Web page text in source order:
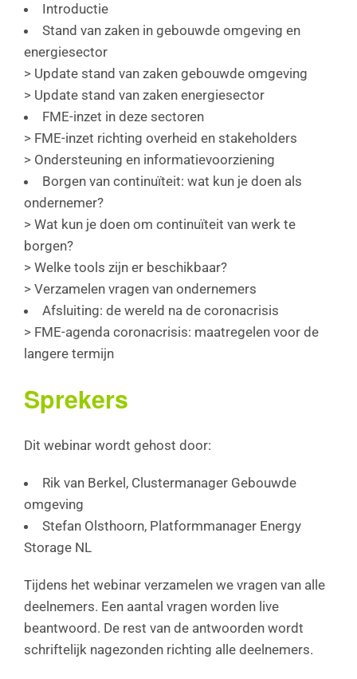
Introductie
Stand van zaken in gebouwde omgeving en
energiesector
> Update stand van zaken gebouwde omgeving
> Update stand van zaken energiesector
FME-inzet in deze sectoren
> FME-inzet richting overheid en stakeholders
> Ondersteuning en informatievoorziening
Borgen van continuïteit: wat kun je doen als
ondernemer?
> Wat kun je doen om continuïteit van werk te
borgen?
> Welke tools zijn er beschikbaar?
> Verzamelen vragen van ondernemers
Afsluiting: de wereld na de coronacrisis
> FME-agenda coronacrisis: maatregelen voor de
langere termijn
Sprekers
Dit webinar wordt gehost door:
Rik van Berkel, Clustermanager Gebouwde
omgeving
Stefan Olsthoorn, Platformmanager Energy
Storage NL
Tijdens het webinar verzamelen we vragen van alle
deelnemers. Een aantal vragen worden live
beantwoord. De rest van de antwoorden wordt
schriftelijk nagezonden richting alle deelnemers.